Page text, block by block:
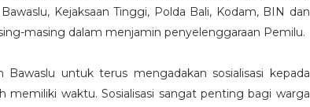
Kejaksaan Tinggi, Polda Bali, Kodam, BIN dan
masing dalam menjamin penyelenggaraan Pemilu.
untuk terus mengadakan sosialisasi kepada
memiliki waktu. Sosialisasi sangat penting bagi warga